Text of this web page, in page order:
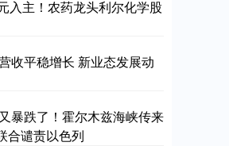
入主！农药龙头利尔化学股
收平稳增长 新业态发展动
暴跌了！霍尔木兹海峡传来
合谴责以色列